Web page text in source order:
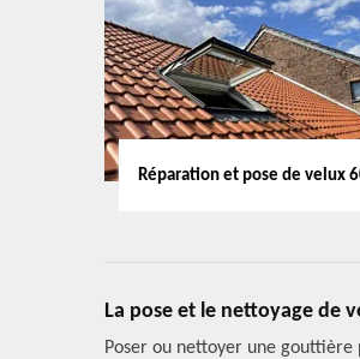
Réparation et pose de velux
La pose et le nettoyage de
Poser ou nettoyer une gouttière